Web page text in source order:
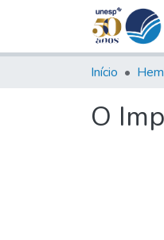
Início
O